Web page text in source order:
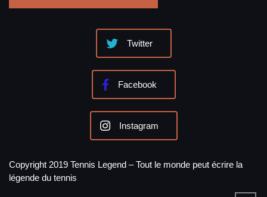
Twitter
Facebook
Instagram
Copyright 2019 Tennis Legend – Tout le monde peut écrire la
légende du tennis